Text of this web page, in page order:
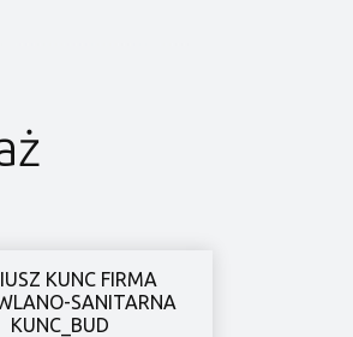
KUNC FIRMA
SANITARNA
KUNC_BUD